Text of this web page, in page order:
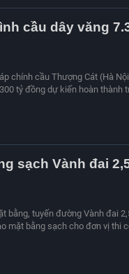
cầu dây văng
chính cầu Thượng Cát (Hà
tỷ đồng dự kiến hoàn thành
sạch Vành đai
bằng, tuyến đường Vành đai
mặt bằng sạch cho đơn vị thi